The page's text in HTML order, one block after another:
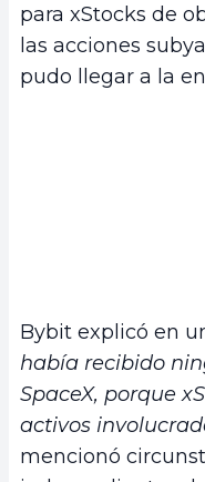
para xStocks de
las acciones
pudo llegar a la
Bybit explicó en
había recibido
SpaceX, porque
activos
mencionó